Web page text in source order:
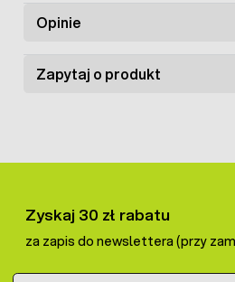
Opinie
Zapytaj o produkt
Zyskaj 30 zł rabatu
za zapis do newslettera (przy